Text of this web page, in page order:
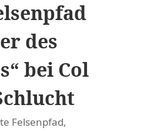
des
bei Col
Felsenpfad,